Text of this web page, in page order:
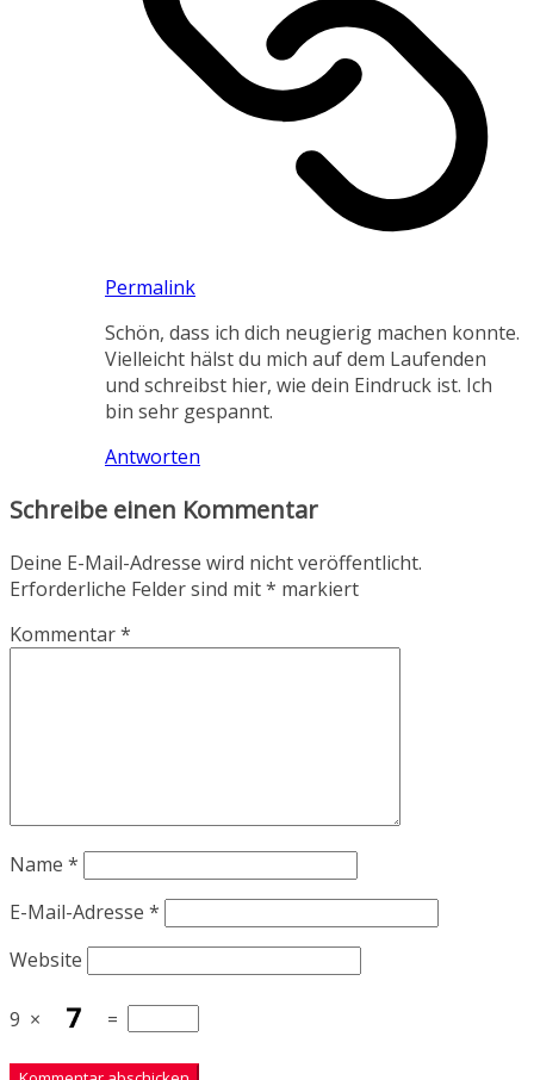
Permalink
Schön, dass ich dich neugierig machen konnte.
Vielleicht hälst du mich auf dem Laufenden
und schreibst hier, wie dein Eindruck ist. Ich
bin sehr gespannt.
Antworten
Schreibe einen Kommentar
Deine E-Mail-Adresse wird nicht veröffentlicht.
Erforderliche Felder sind mit* markiert
Kommentar*
Name *
E-Mail-Adresse *
Website
9 × =